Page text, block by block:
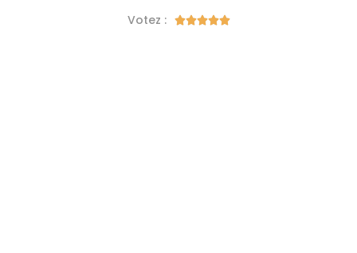
Votez : 